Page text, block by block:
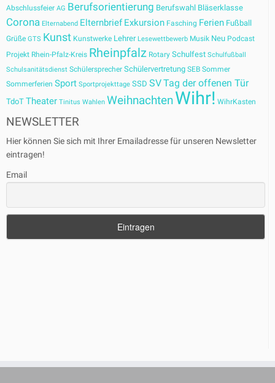
Abschlussfeier AG Berufsorientierung Berufswahl Bläserklasse
Corona Elternabend Elternbrief Exkursion Fasching Ferien Fußball
Grüße GTS Kunst Kunstwerke Lehrer Lesewettbewerb Musik Neu Podcast
Projekt Rhein-Pfalz-Kreis Rheinpfalz Rotary Schulfest Schulfußball
Schulsanitätsdienst Schülersprecher Schülervertretung SEB Sommer
Sommerferien Sport Sportprojekttage SSD SVTag der offenen Tür
TdoT Theater Tinitus Wahlen WeihnachtenWihr! WihrKasten
NEWSLETTER
Hier können Sie sich mit Ihrer Emailadresse für unseren Newsletter
eintragen!
Email